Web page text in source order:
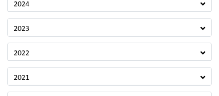
2024
2023
2022
2021